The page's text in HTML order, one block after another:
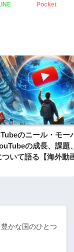
Pocket
のニール・モー
の成長、課題
ついて語る【海外動
かな国のひとつ